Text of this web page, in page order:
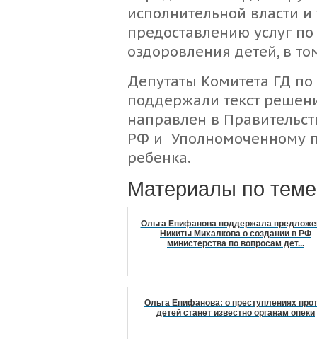
исполнительной власти
предоставлению услуг
оздоровления детей, в
Депутаты Комитета ГД
поддержали текст
направлен в
РФ и Уполномоченному
ребенка.
Материалы по
Ольга Епифанова поддержала
Никиты Михалкова о создании в РФ
министерства по вопросам дет...
Ольга Епифанова: о преступлениях
детей станет известно органам опеки